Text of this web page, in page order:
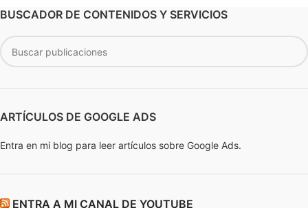
BUSCADOR DE CONTENIDOS Y SERVICIOS
ARTÍCULOS DE GOOGLE ADS
Entra en mi blog para leer artículos sobre Google Ads.
ENTRA A MI CANAL DE YOUTUBE